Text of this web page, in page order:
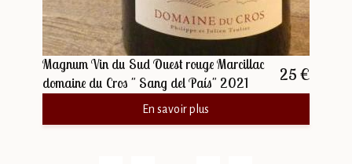
Magnum Vin du Sud Ouest rouge Marcillac
domaine du Cros " Sang del País" 2021
25 €
En savoir plus